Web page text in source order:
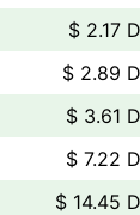
$ 2.17
$ 2.89
$ 3.61
$ 7.22
$ 14.45